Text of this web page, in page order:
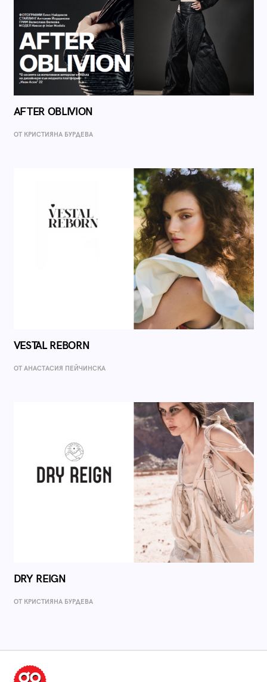
AFTER OBLIVION
ОТ КРИСТИЯНА БУРДЕВА
VESTAL REBORN
ОТ AНАСТАСИЯ ПЕЙЧИНСКА
DRY REIGN
ОТ КРИСТИЯНА БУРДЕВА